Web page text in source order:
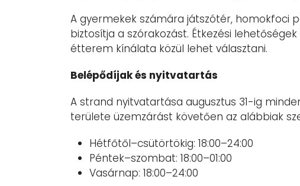
A gyermekek számára játszótér, homokfoci
biztosítja a szórakozást. Étkezési
étterem kínálata közül lehet választani.
Belépődíjak és nyitvatartás
A strand nyitvatartása augusztus 31-ig
területe üzemzárást követően az alábbiak
Hétfőtől–csütörtökig: 18:00–24:00
Péntek–szombat: 18:00–01:00
Vasárnap: 18:00–24:00